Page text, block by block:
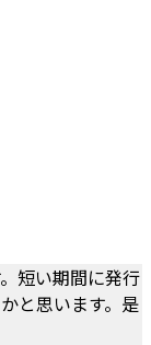
短い期間に発行
と思います。是